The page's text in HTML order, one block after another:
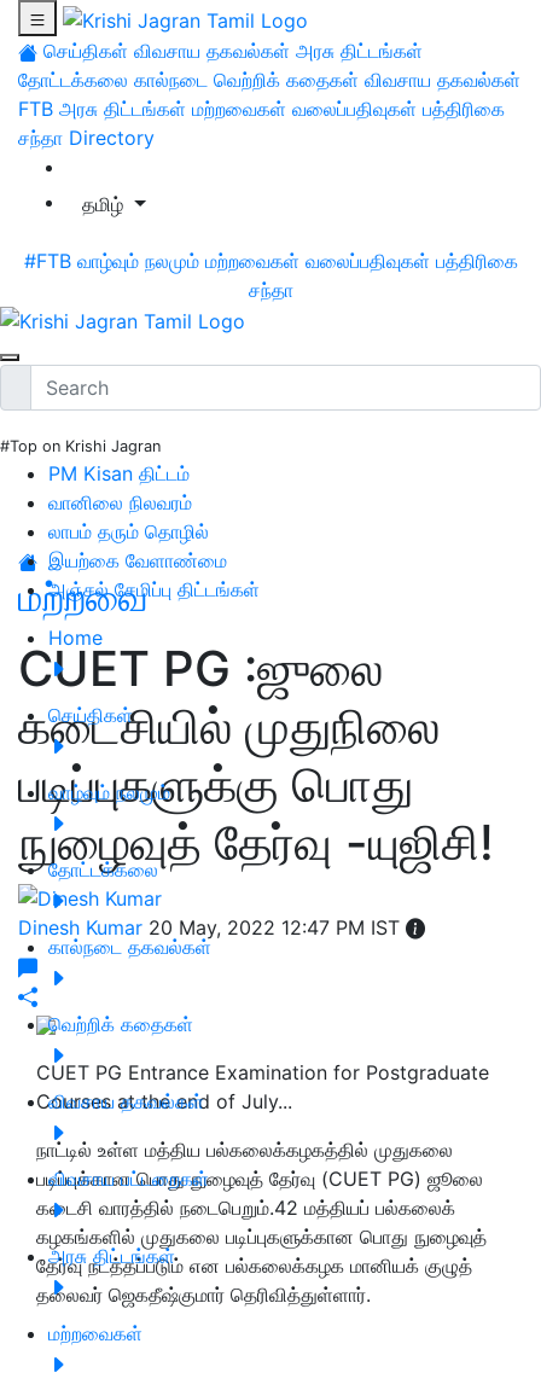
செய்திகள் விவசாய தகவல்கள் அரசு திட்டங்கள்
தோட்டக்கலை கால்நடை வெற்றிக் கதைகள் விவசாய தகவல்கள்
FTB அரசு திட்டங்கள் மற்றவைகள் வலைப்பதிவுகள் பத்திரிகை
சந்தா Directory
தமிழ்
#FTB வாழ்வும் நலமும் மற்றவைகள் வலைப்பதிவுகள் பத்திரிகை
சந்தா
#Top on Krishi Jagran
PM Kisan திட்டம்
வானிலை நிலவரம்
லாபம் தரும் தொழில்
இயற்கை வேளாண்மை
அஞ்சல் சேமிப்பு திட்டங்கள்
Home
செய்திகள்
வாழ்வும் நலமும்
தோட்டக்கலை
கால்நடை தகவல்கள்
வெற்றிக் கதைகள்
விவசாய தகவல்கள்
விவசாய பட்டறைகள்
அரசு திட்டங்கள்
மற்றவைகள்
மற்றவை
CUET PG :ஜுலை
கடைசியில் முதுநிலை
படிப்புகளுக்கு பொது
நுழைவுத் தேர்வு -யுஜிசி!
Dinesh Kumar 20 May, 2022 12:47 PM IST
CUET PG Entrance Examination for Postgraduate
Courses at the end of July...
நாட்டில் உள்ள மத்திய பல்கலைக்கழகத்தில் முதுகலை
படிப்புக்கான பொது நுழைவுத் தேர்வு (CUET PG) ஜூலை
கடைசி வாரத்தில் நடைபெறும்.42 மத்தியப் பல்கலைக்
கழகங்களில் முதுகலை படிப்புகளுக்கான பொது நுழைவுத்
தேர்வு நடத்தப்படும் என பல்கலைக்கழக மானியக் குழுத்
தலைவர் ஜெகதீஷ்குமார் தெரிவித்துள்ளார்.